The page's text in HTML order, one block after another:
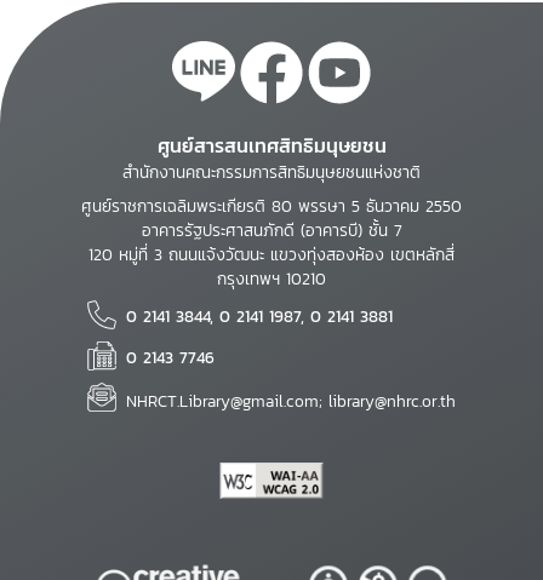
ศูนย์สารสนเทศสิทธิมนุษยชน
สำนักงานคณะกรรมการสิทธิมนุษยชนแห่งชาติ
ศูนย์ราชการเฉลิมพระเกียรติ 80 พรรษา 5 ธันวาคม 2550
อาคารรัฐประศาสนภักดี (อาคารบี) ชั้น 7
120 หมู่ที่ 3 ถนนแจ้งวัฒนะ แขวงทุ่งสองห้อง เขตหลักสี่
กรุงเทพฯ 10210
0 2141 3844, 0 2141 1987, 0 2141 3881
0 2143 7746
NHRCT.Library@gmail.com; library@nhrc.or.th